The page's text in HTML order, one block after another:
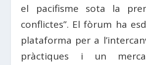
el pacifisme sota la
conflictes”. El fòrum ha
plataforma per a
pràctiques i un